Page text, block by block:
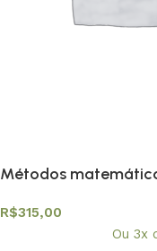
Métodos
R$315,00
Ou 3x